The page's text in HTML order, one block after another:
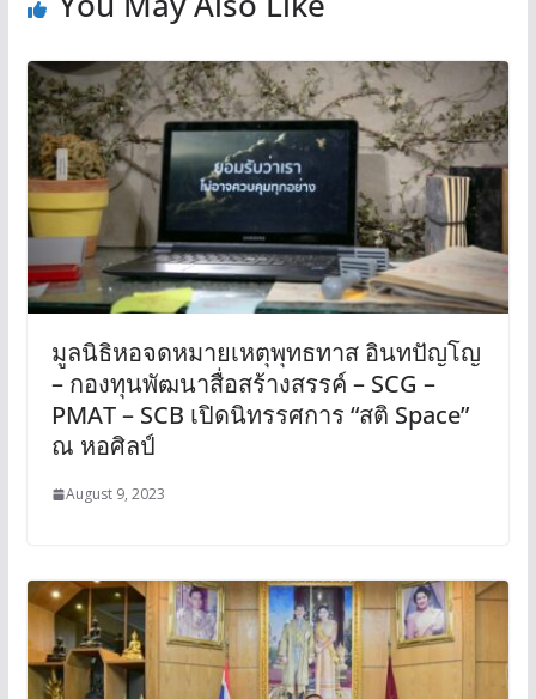
มูลนิธิหอจดหมายเหตุพุทธทาส อินทปัญโญ
– กองทุนพัฒนาสื่อสร้างสรรค์ – SCG –
PMAT – SCB เปิดนิทรรศการ “สติ Space”
ณ หอศิลป์
August 9, 2023